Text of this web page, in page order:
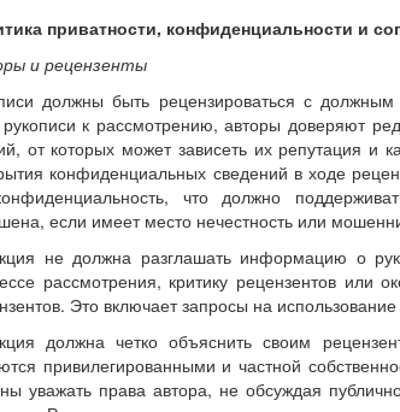
приватности, конфиденциальности и
и рецензенты
должны быть рецензироваться с
к рассмотрению, авторы доверяют
от которых может зависеть их репутация и
конфиденциальных сведений в ходе
что должно
если имеет место нечестность или
не должна разглашать информацию о
рассмотрения, критику рецензентов или
Это включает запросы на
должна четко объяснить своим
привилегированными и частной
уважать права автора, не обсуждая